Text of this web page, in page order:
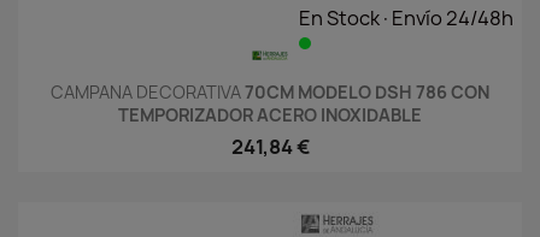
En Stock·Envío 24/48h
CAMPANA DECORATIVA70CM MODELO DSH 786 CON
TEMPORIZADOR ACERO INOXIDABLE
241,84 €